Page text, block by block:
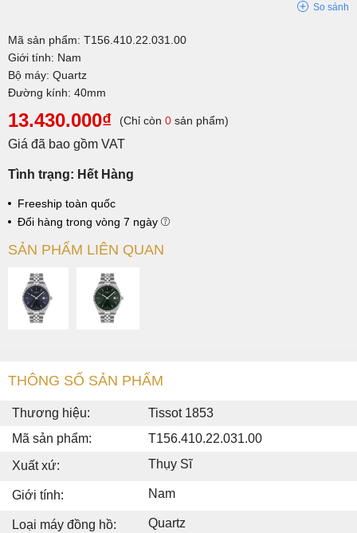
So sánh
Mã sản phẩm: T156.410.22.031.00
Giới tính: Nam
Bộ máy: Quartz
Đường kính: 40mm
13.430.000₫ (Chỉ còn 0 sản phẩm)
Giá đã bao gồm VAT
Tình trạng: Hết Hàng
Freeship toàn quốc
Đổi hàng trong vòng 7 ngày
SẢN PHẨM LIÊN QUAN
THÔNG SỐ SẢN PHẨM
Thương hiệu:
Tissot 1853
Mã sản phẩm:
T156.410.22.031.00
Xuất xứ:
Thụy Sĩ
Giới tính: Nam
Loại máy đồng hồ: Quartz